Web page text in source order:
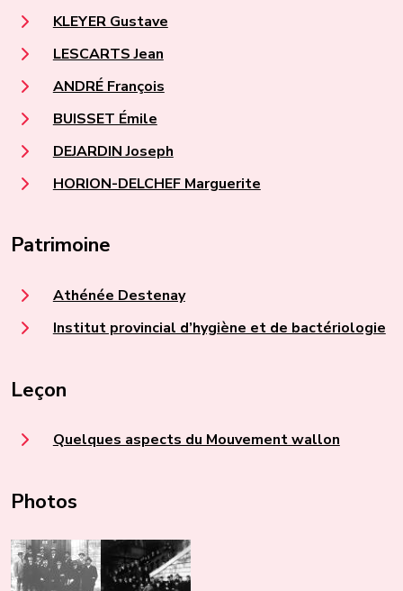
KLEYER Gustave
LESCARTS Jean
ANDRÉ François
BUISSET Émile
DEJARDIN Joseph
HORION-DELCHEF Marguerite
Patrimoine
Athénée Destenay
Institut provincial d’hygiène et de bactériologie
Leçon
Quelques aspects du Mouvement wallon
Photos